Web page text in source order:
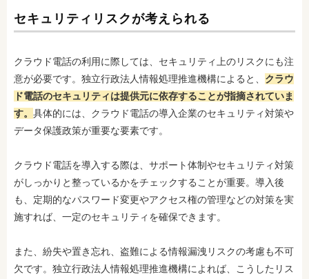
セキュリティリスクが考えられる
クラウド電話の利用に際しては、セキュリティ上のリスクにも注
意が必要です。独立行政法人情報処理推進機構によると、 クラウ
ド電話のセキュリティは提供元に依存することが指摘されていま
す。 具体的には、クラウド電話の導入企業のセキュリティ対策や
データ保護政策が重要な要素です。
クラウド電話を導入する際は、サポート体制やセキュリティ対策
がしっかりと整っているかをチェックすることが重要。導入後
も、定期的なパスワード変更やアクセス権の管理などの対策を実
施すれば、一定のセキュリティを確保できます。
また、紛失や置き忘れ、盗難による情報漏洩リスクの考慮も不可
欠です。独立行政法人情報処理推進機構によれば、こうしたリス